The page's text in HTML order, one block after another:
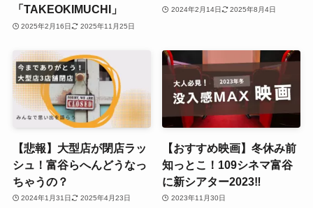
「TAKEOKIMUCHI」
2025年2月16日 2025年11月25日
2024年2月14日 2025年8月4日
【悲報】大型店が閉店ラッ
シュ！富谷らへんどうなっ
ちゃうの？
2024年1月31日 2025年4月23日
【おすすめ映画】冬休み前
知っとこ！109シネマ富谷
に新シアター2023‼
2023年11月30日